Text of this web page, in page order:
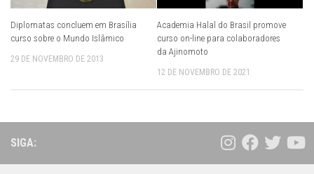
Diplomatas concluem em Brasília
curso sobre o Mundo Islâmico
29 DE NOVEMBRO DE 2013
Academia Halal do Brasil promove
curso on-line para colaboradores
da Ajinomoto
12 DE NOVEMBRO DE 2021
SIGA: